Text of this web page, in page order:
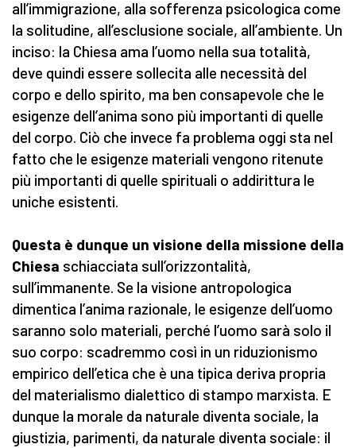
all’immigrazione, alla sofferenza psicologica come
la solitudine, all’esclusione sociale, all’ambiente. Un
inciso: la Chiesa ama l’uomo nella sua totalità,
deve quindi essere sollecita alle necessità del
corpo e dello spirito, ma ben consapevole che le
esigenze dell’anima sono più importanti di quelle
del corpo. Ciò che invece fa problema oggi sta nel
fatto che le esigenze materiali vengono ritenute
più importanti di quelle spirituali o addirittura le
uniche esistenti.
Questa è dunque un visione della missione della
Chiesa schiacciata sull’orizzontalità,
sull’immanente. Se la visione antropologica
dimentica l’anima razionale, le esigenze dell’uomo
saranno solo materiali, perché l’uomo sarà solo il
suo corpo: scadremmo così in un riduzionismo
empirico dell’etica che è una tipica deriva propria
del materialismo dialettico di stampo marxista. E
dunque la morale da naturale diventa sociale, la
giustizia, parimenti, da naturale diventa sociale: il